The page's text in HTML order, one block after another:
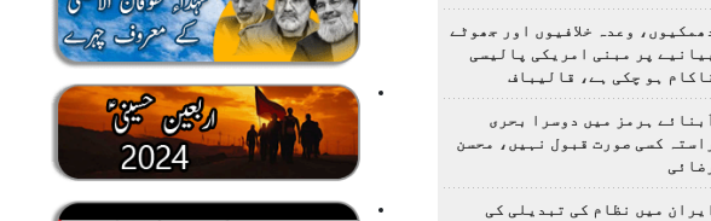
وعدہ خلافیوں اور جھوٹے
بیانیے پر مبنی امریکی پالیسی
ناکام ہو چکی ہے، قالیباف
ہرمز میں دوسرا بحری
کسی صورت قبول نہیں، محسن
ایران میں نظام کی تبدیلی کی